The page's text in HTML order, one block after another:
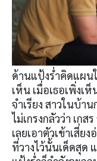
ด้านแป้งร่ำคิดแผน
เห็น เมื่อเธอเพิ่งเ
จำเรียง สาวในบ้า
ไม่เกรงกลัวว่า เก
เลยเอาตัวเข้าเสี่
ที่วางไว้นั้นเด็ดสุด